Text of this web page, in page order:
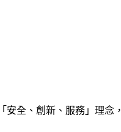
安全、創新、服務」理念，